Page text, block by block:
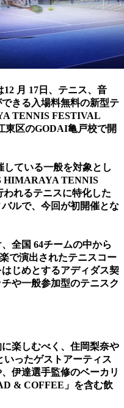
月 17日、テニス、音
きる入場料無料の新型テ
TENNIS FESTIVAL
東区のGODAI亀戸校で開
している一般を対象とし
HIMARAYA TENNIS
れるテニスに特化した
ルで、今回が初開催とな
全国 64チームの中から
で演出されたテニスコー
じめとするアディダス契
や一般参加型のテニスク
楽しむべく、住岡梨奈や
いったゲストアーティス
伊達選手監修のベーカリ
& COFFEE」を含む飲